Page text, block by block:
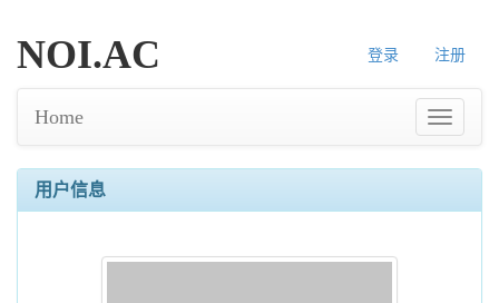
登录 注册
NOI.AC
Home
用户信息